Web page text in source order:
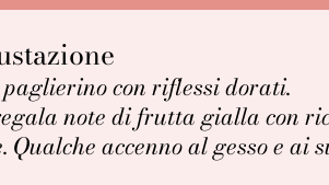
con riflessi dorati.
note di frutta gialla con
accenno al gesso e ai